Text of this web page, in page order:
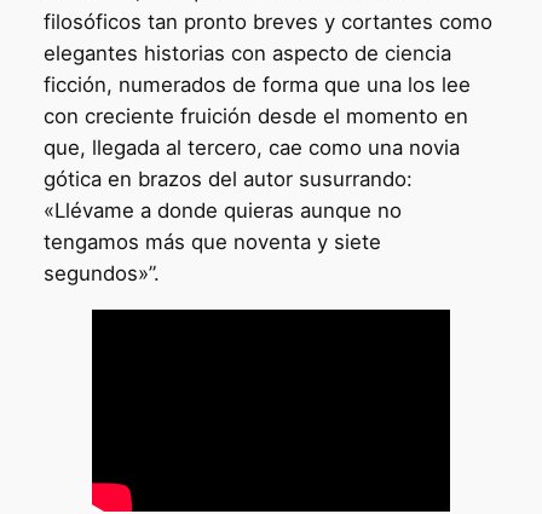
filosóficos tan pronto breves y cortantes como
elegantes historias con aspecto de ciencia
ficción, numerados de forma que una los lee
con creciente fruición desde el momento en
que, llegada al tercero, cae como una novia
gótica en brazos del autor susurrando:
«Llévame a donde quieras aunque no
tengamos más que noventa y siete
segundos»”.